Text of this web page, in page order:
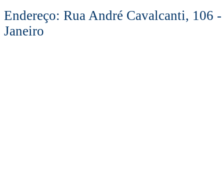
Endereço: Rua André Cavalcanti, 106
Janeiro